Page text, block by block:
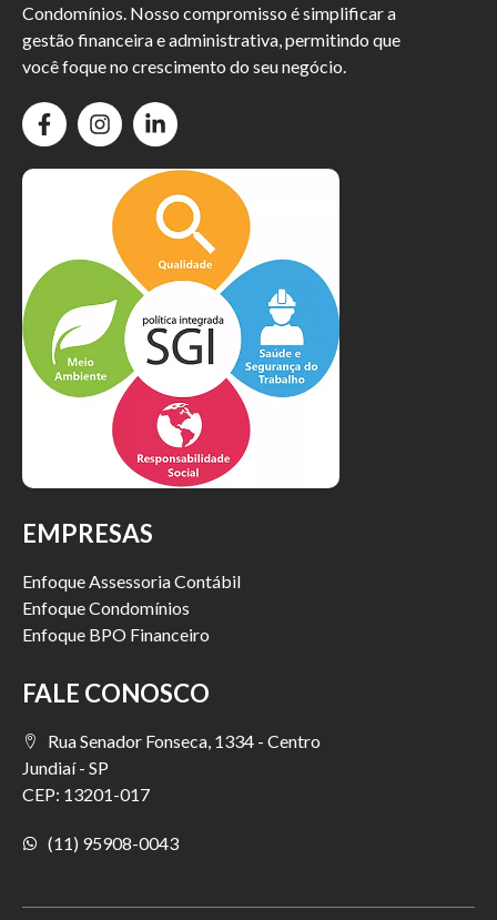
Condomínios. Nosso compromisso é simplificar a
gestão financeira e administrativa, permitindo que
você foque no crescimento do seu negócio.
EMPRESAS
Enfoque Assessoria Contábil
Enfoque Condomínios
Enfoque BPO Financeiro
FALE CONOSCO
Rua Senador Fonseca, 1334 - Centro
Jundiaí - SP
CEP: 13201-017
(11) 95908-0043